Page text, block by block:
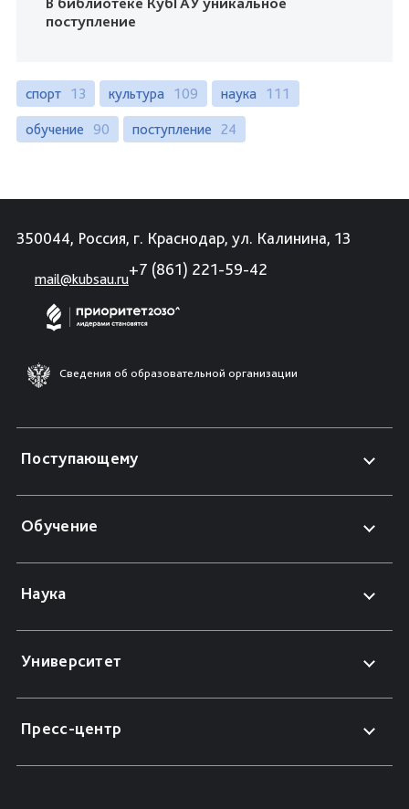
поступление
спорт 13 культура 109 наука 111
обучение 90 поступление 24
350044, Россия, г. Краснодар, ул. Калинина, 13
mail@kubsau.ru
+7 (861) 221-59-42
Сведения об образовательной организации
Поступающему
Обучение
Наука
Университет
Пресс-центр